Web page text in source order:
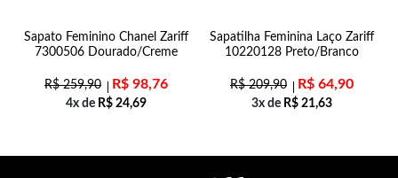
Sapato Feminino Chanel Zariff
7300506 Dourado/Creme
R$259,90 R$ 98,76
4x de R$ 24,69
Sapatilha Feminina Laço Zariff
10220128 Preto/Branco
R$209,90 R$ 64,90
3x de R$ 21,63